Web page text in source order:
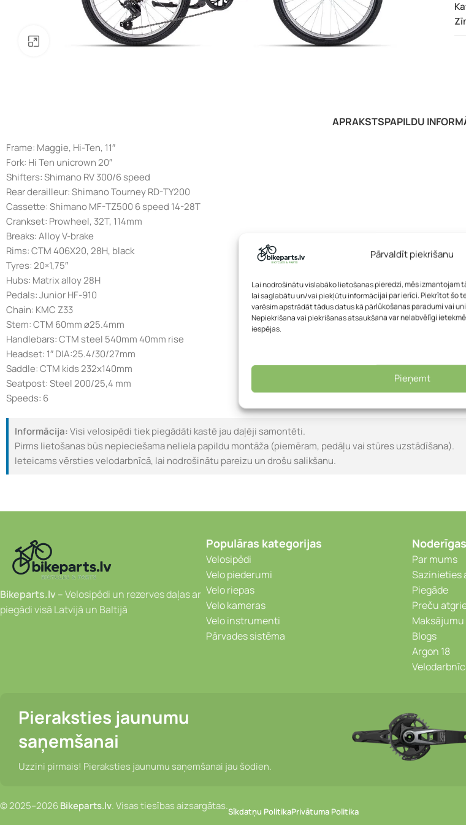
Pārvaldīt piekrišanu
Lai nodrošinātu vislabāko lietošanas pieredzi, mēs izmantojam
lai saglabātu un/vai piekļūtu informācijai par ierīci. Piekrītot šo
varēsim apstrādāt tādus datus kā pārlūkošanas paradumi vai
Nepiekrišana vai piekrišanas atsaukšana var nelabvēlīgi
iespējas.
Pieņemt
Noklikšķiniet, lai palielinātu
APRAKSTSPAPILDU
Frame: Maggie, Hi-Ten, 11″
Fork: Hi Ten unicrown 20″
Shifters: Shimano RV 300/6 speed
Rear derailleur: Shimano Tourney RD-TY200
Cassette: Shimano MF-TZ500 6 speed 14-28T
Crankset: Prowheel, 32T, 114mm
Breaks: Alloy V-brake
Rims: CTM 406X20, 28H, black
Tyres: 20×1,75″
Hubs: Matrix alloy 28H
Pedals: Junior HF-910
Chain: KMC Z33
Stem: CTM 60mm ø25.4mm
Handlebars: CTM steel 540mm 40mm rise
Headset: 1″ DIA:25.4/30/27mm
Saddle: CTM kids 232x140mm
Seatpost: Steel 200/25,4 mm
Speeds: 6
Informācija:Visi velosipēdi tiek piegādāti kastē jau daļēji samontēti.
Pirms lietošanas būs nepieciešama neliela papildu montāža (piemēram, pedāļu vai stūres uzstādīšana).
Ieteicams vērsties velodarbnīcā, lai nodrošinātu pareizu un drošu salikšanu.
Bikeparts.lv – Velosipēdi un rezerves daļas ar
piegādi visā Latvijā un Baltijā
Populāras kategorijas
Velosipēdi
Velo piederumi
Velo riepas
Velo kameras
Velo instrumenti
Pārvades sistēma
Par mums
Sazinieties
Piegāde
Preču
Blogs
Argon 18
Pieraksties jaunumu
saņemšanai
Uzzini pirmais! Pieraksties jaunumu saņemšanai jau šodien.
© 2025–2026Bikeparts.lv. Visas tiesības aizsargātas.Sīkdatņu PolitikaPrivātuma Politika